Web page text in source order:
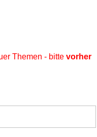
Themen - bitte vorher